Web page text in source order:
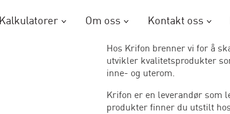
Kalkulatorer Om oss Kontakt oss
Hos Krifon brenner vi for å
utvikler kvalitetsprodukter
inne- og uterom.
Krifon er en leverandør som
produkter finner du utstilt